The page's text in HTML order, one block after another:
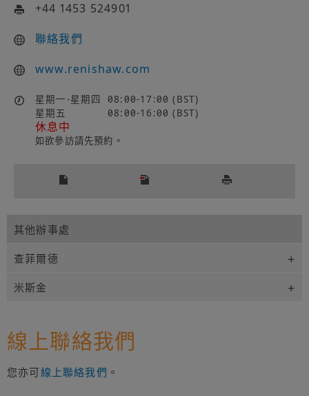
+44 1453 524901
聯絡我們
www.renishaw.com
星期一-星期四
08:00-17:00 (BST)
星期五
08:00-16:00 (BST)
休息中
如欲參訪請先預約。
其他辦事處
查菲爾德
米斯金
線上聯絡我們
您亦可線上聯絡我們 。